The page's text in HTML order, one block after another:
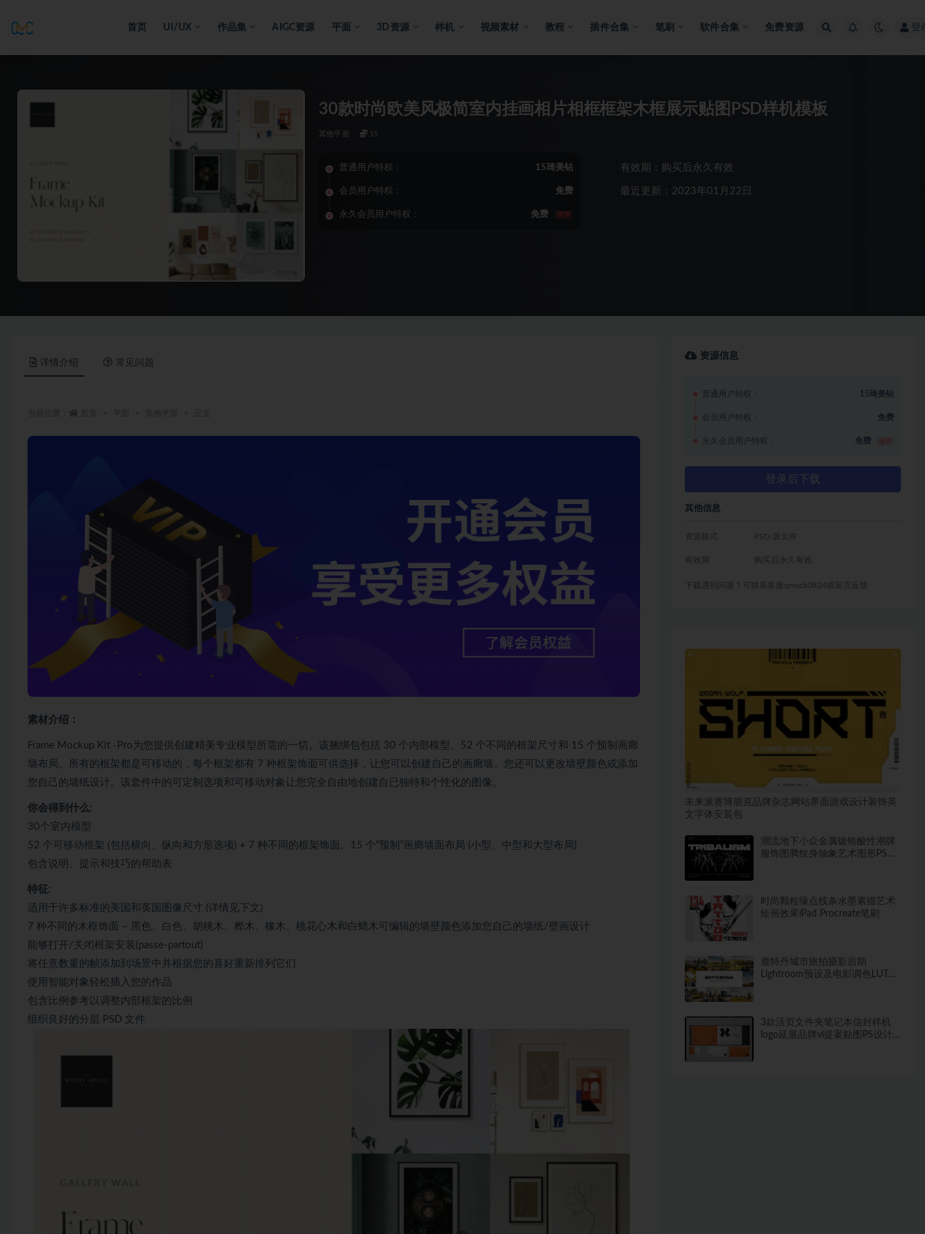
首页 UI/UX 作品集 AIGC资源 平面 3D资源 样机 视频素材 教程 插件合集 笔刷 软件合集 免费资源 登
30款时尚欧美风极简室内挂画相片相框框架木框展示贴图PSD样机模板
其他平面 15
普通用户特权： 15琦美钻
会员用户特权： 免费
永久会员用户特权： 免费 推荐
有效期：购买后永久有效
最近更新：2023年01月22日
详情介绍 常见问题
素材介绍：
Frame Mockup Kit -Pro为您提供创建精美专业模型所需的一切。该捆绑包包括 30 个内部模型、52 个不同的框架尺寸和 15 个预制画廊
墙布局。所有的框架都是可移动的，每个框架都有 7 种框架饰面可供选择，让您可以创建自己的画廊墙。您还可以更改墙壁颜色或添加
您自己的墙纸设计。该套件中的可定制选项和可移动对象让您完全自由地创建自已独特和个性化的图像。
你会得到什么:
30个室内模型
52 个可移动框架 (包括横向、纵向和方形选项) + 7 种不同的框架饰面。15 个“预制”画廊墙面布局 (小型、中型和大型布局)
包含说明、提示和技巧的帮助表
特征:
适用于许多标准的美国和英国图像尺寸 (详情见下文)
7 种不同的木框饰面 – 黑色、白色、胡桃木、桦木、橡木、桃花心木和白蜡木可编辑的墙壁颜色添加您自己的墙纸/壁画设计
能够打开/关闭框架安装(passe-partout)
将任意数量的帧添加到场景中并根据您的喜好重新排列它们
使用智能对象轻松插入您的作品
包含比例参考以调整内部框架的比例
组织良好的分层 PSD 文件
资源信息
普通用户特权： 15琦美钻
会员用户特权： 免费
永久会员用户特权： 免费
登录后下载
其他信息
资源格式 PSD 源文件
有效期 购买后永久有效
下载遇到问题？可联系客服qmsck0824或留言反馈
未来派赛博朋克品牌杂志网站界面游戏设计装饰英
文字体安装包
潮流地下小众金属镀铬酸性潮牌
服饰图腾纹身抽象艺术图形PS设
时尚颗粒噪点线条水墨素描艺术
绘画效果iPad Procreate笔刷
鹿特丹城市旅拍摄影后期
Lightroom预设及电影调色LUT预
3款活页文件夹笔记本信封样机
logo延展品牌vi提案贴图PS设计